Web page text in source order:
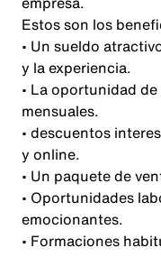
Estos son los
• Un sueldo
y la experiencia.
• La oportunidad
mensuales.
• descuentos
y online.
• Un paquete de
• Oportunidades
emocionantes.
• Formaciones